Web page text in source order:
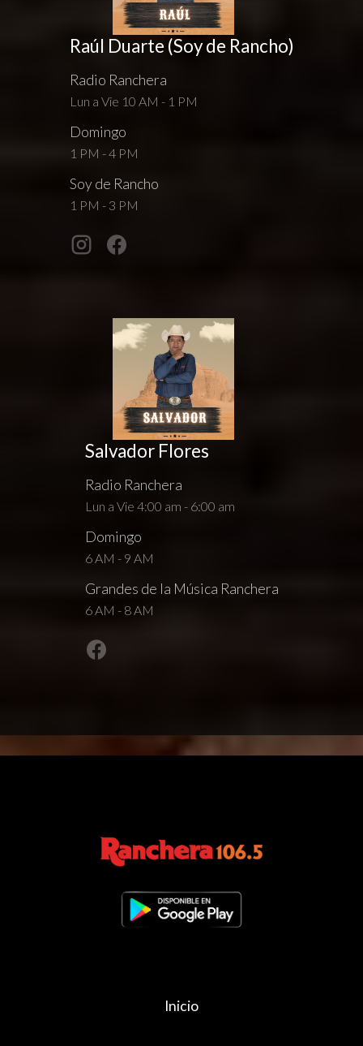
Raúl Duarte (Soy de Rancho)
Radio Ranchera
Lun a Vie 10 AM - 1 PM
Domingo
1 PM - 4 PM
Soy de Rancho
1 PM - 3 PM
Salvador Flores
Radio Ranchera
Lun a Vie 4:00 am - 6:00 am
Domingo
6 AM - 9 AM
Grandes de la Música Ranchera
6 AM - 8 AM
Inicio